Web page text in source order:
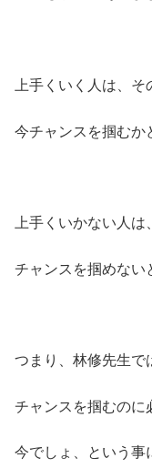
上手くいく人は、そ
今チャンスを掴むか
上手くいかない人
チャンスを掴めない
つまり、林修先生で
チャンスを掴むのに
今でしょ、という事